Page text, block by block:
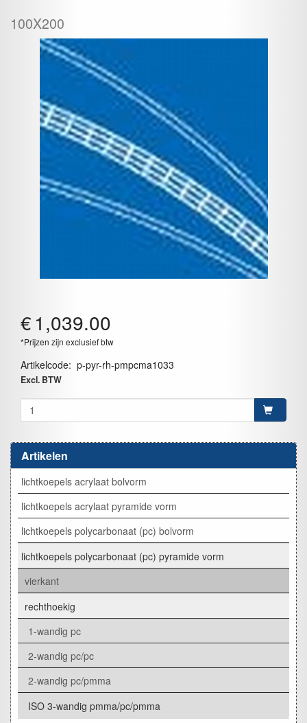
Artikelen
lichtkoepels acrylaat bolvorm
lichtkoepels acrylaat pyramide vorm
lichtkoepels polycarbonaat (pc) bolvorm
lichtkoepels polycarbonaat (pc) pyramide vorm
vierkant
rechthoekig
1-wandig pc
2-wandig pc/pc
2-wandig pc/pmma
ISO 3-wandig pmma/pc/pmma
100X200
€1,039.00
*Prijzen zijn exclusief btw
Artikelcode: p-pyr-rh-pmpcma1033
Excl. BTW